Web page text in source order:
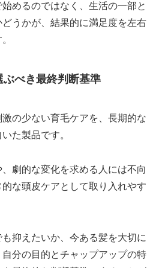
めるのではなく、生活の一部と
うかが、結果的に満足度を左右
べき最終判断基準
の少ない育毛ケアを、長期的な
た製品です。
劇的な変化を求める人には不向
な頭皮ケアとして取り入れやす
抑えたいか、今ある髪を大切に
分の目的とチャップアップの特